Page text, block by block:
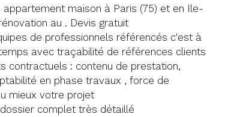
maison à Paris (75) et en Ile-
au . Devis gratuit
de professionnels référencés c'est à
avec traçabilité de références clients
contractuels : contenu de prestation,
en phase travaux , force de
mieux votre projet
complet très détaillé